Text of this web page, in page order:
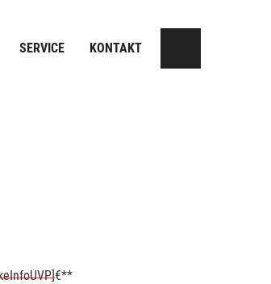
SERVICE KONTAKT
€**